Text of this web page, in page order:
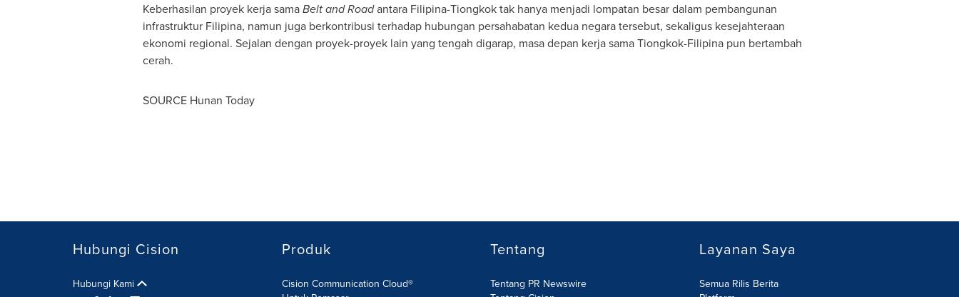
Keberhasilan proyek kerja samaBelt and Roadantara Filipina-Tiongkok tak hanya menjadi lompatan besar dalam pembangunan
infrastruktur Filipina, namun juga berkontribusi terhadap hubungan persahabatan kedua negara tersebut, sekaligus kesejahteraan
ekonomi regional. Sejalan dengan proyek-proyek lain yang tengah digarap, masa depan kerja sama Tiongkok-Filipina pun bertambah
cerah.
SOURCE Hunan Today
Hubungi Cision
Hubungi Kami
Produk
Cision Communication Cloud®
Tentang
Tentang PR Newswire
Layanan Saya
Semua Rilis Berita